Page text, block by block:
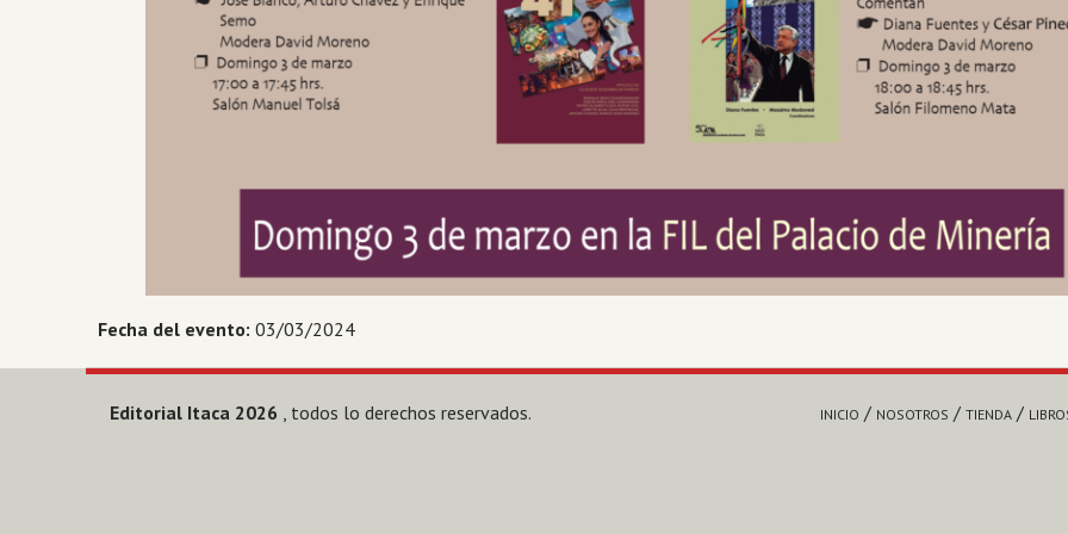
Fecha del evento: 03/03/2024
Editorial Itaca 2026 , todos lo derechos reservados. INICIO NOSOTROS TIENDA